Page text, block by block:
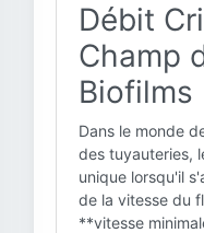
Débit
Champ
Biofilms
Dans le monde
des tuyauteries,
unique lorsqu'il
de la vitesse du
**vitesse